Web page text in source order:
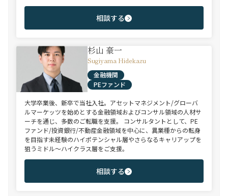
相談する
杉山 豪一
Sugiyama Hidekazu
金融機関
PEファンド
大学卒業後、新卒で当社入社。アセットマネジメント/グローバ
ルマーケッツを始めとする金融領域およびコンサル領域の人材サ
ーチを通じ、多数のご転職を支援。 コンサルタントとして、PE
ファンド/投資銀行/不動産金融領域を中心に、異業種からの転身
を目指す未経験のハイポテンシャル層やさらなるキャリアップを
狙うミドル～ハイクラス層をご支援。
相談する